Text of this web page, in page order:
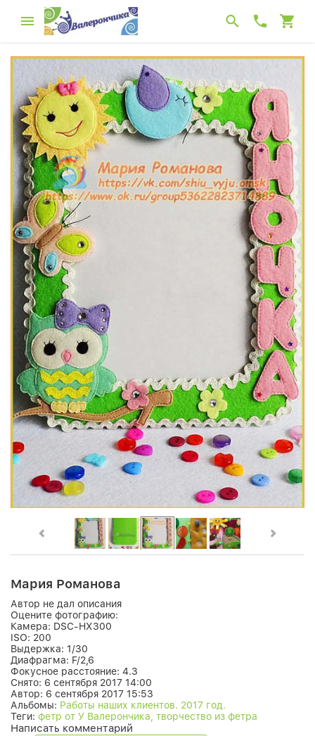
Мария Романова
Автор не дал описания
Оцените фотографию:
Камера: DSC-HX300
ISO: 200
Выдержка: 1/30
Диафрагма: F/2,6
Фокусное расстояние: 4.3
Снято: 6 сентября 2017 14:00
Автор: 6 сентября 2017 15:53
Альбомы: Работы наших клиентов. 2017 год.
Теги: фетр от У Валерончика, творчество из фетра
Написать комментарий